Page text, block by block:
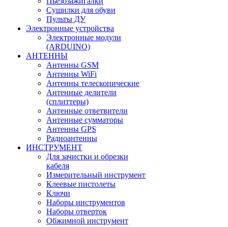
Сушилки для обуви
Пульты ДУ
Электронные устройства
Электронные модули
(ARDUINO)
АНТЕННЫ
Антенны GSM
Антенны WiFi
Антенны телескопические
Антенные делители
(сплиттеры)
Антенные ответвители
Антенные сумматоры
Антенны GPS
Радиоантенны
ИНСТРУМЕНТ
Для зачистки и обрезки
кабеля
Измерительный инструмент
Клеевые пистолеты
Ключи
Наборы инструментов
Наборы отверток
Обжимной инструмент